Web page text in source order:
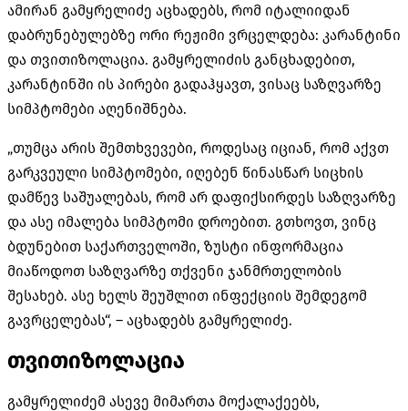
ამირან გამყრელიძე აცხადებს, რომ იტალიიდან
დაბრუნებულებზე ორი რეჟიმი ვრცელდება: კარანტინი
და თვითიზოლაცია. გამყრელიძის განცხადებით,
კარანტინში ის პირები გადაჰყავთ, ვისაც საზღვარზე
სიმპტომები აღენიშნება.
„თუმცა არის შემთხვევები, როდესაც იციან, რომ აქვთ
გარკვეული სიმპტომები, იღებენ წინასწარ სიცხის
დამწევ საშუალებას, რომ არ დაფიქსირდეს საზღვარზე
და ასე იმალება სიმპტომი დროებით. გთხოვთ, ვინც
ბდუნებით საქართველოში, ზუსტი ინფორმაცია
მიაწოდოთ საზღვარზე თქვენი ჯანმრთელობის
შესახებ. ასე ხელს შეუშლით ინფექციის შემდეგომ
გავრცელებას“, – აცხადებს გამყრელიძე.
თვითიზოლაცია
გამყრელიძემ ასევე მიმართა მოქალაქეებს,